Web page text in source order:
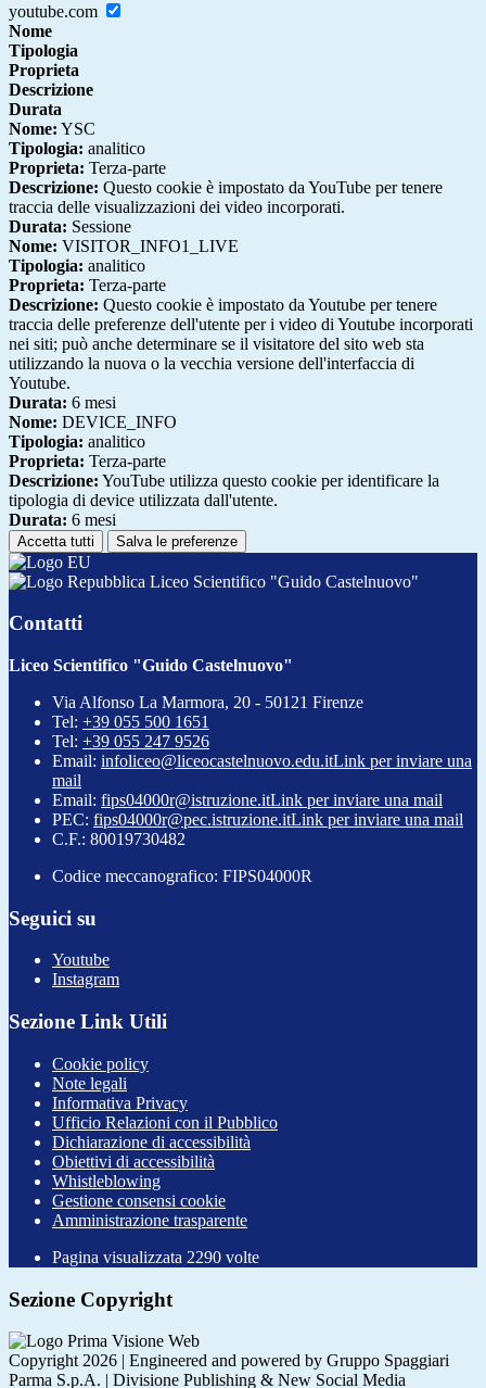
youtube.com
Nome
Tipologia
Proprieta
Descrizione
Durata
Nome: YSC
Tipologia: analitico
Proprieta: Terza-parte
Descrizione: Questo cookie è impostato da YouTube per tenere
traccia delle visualizzazioni dei video incorporati.
Durata: Sessione
Nome: VISITOR_INFO1_LIVE
Tipologia: analitico
Proprieta: Terza-parte
Descrizione: Questo cookie è impostato da Youtube per tenere
traccia delle preferenze dell'utente per i video di Youtube incorporati
nei siti; può anche determinare se il visitatore del sito web sta
utilizzando la nuova o la vecchia versione dell'interfaccia di
Youtube.
Durata: 6 mesi
Nome: DEVICE_INFO
Tipologia: analitico
Proprieta: Terza-parte
Descrizione: YouTube utilizza questo cookie per identificare la
tipologia di device utilizzata dall'utente.
Durata: 6 mesi
Accetta tutti Salva le preferenze
Liceo Scientifico "Guido Castelnuovo"
Contatti
Liceo Scientifico "Guido Castelnuovo"
Via Alfonso La Marmora, 20 - 50121 Firenze
Tel: +39 055 500 1651
Tel: +39 055 247 9526
Email: infoliceo@liceocastelnuovo.edu.itLink per inviare una
mail
Email: fips04000r@istruzione.itLink per inviare una mail
PEC: fips04000r@pec.istruzione.itLink per inviare una mail
C.F.: 80019730482
Codice meccanografico: FIPS04000R
Seguici su
Youtube
Instagram
Sezione Link Utili
Cookie policy
Note legali
Informativa Privacy
Ufficio Relazioni con il Pubblico
Dichiarazione di accessibilità
Obiettivi di accessibilità
Whistleblowing
Gestione consensi cookie
Amministrazione trasparente
Pagina visualizzata 2290 volte
Sezione Copyright
Copyright 2026 | Engineered and powered by Gruppo Spaggiari
Parma S.p.A. | Divisione Publishing & New Social Media